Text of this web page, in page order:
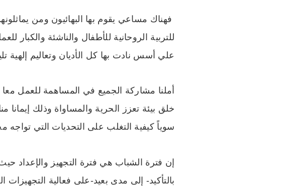
فهناك مساعي يقوم بها البهائيون ومن
للتربية الروحانية للأطفال والناشئة
علي أسس نادت بها كل الأديان وتعاليم
أملنا مشاركة الجميع في المساهمة للعمل
خلق بيئة تعزز الحرية والمساواة وذلك
سوياً كيفية التغلب على التحديات التي تواجه
إن فترة الشباب هي فترة التجهيز
بالتأكيد- إلى مدى بعيد-على فعالية